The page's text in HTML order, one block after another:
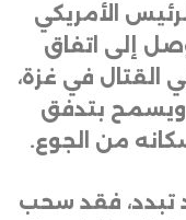
الأمريكي
إلى اتفاق
القتال في غزة،
ويسمح بتدفق
من الجوع.
تبدد، فقد سحب